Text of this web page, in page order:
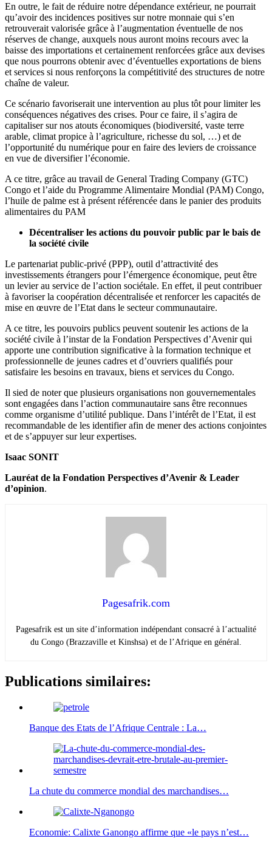
En outre, le fait de réduire notre dépendance extérieur, ne pourrait
qu’avoir des incidences positives sur notre monnaie qui s’en
retrouverait valorisée grâce à l’augmentation éventuelle de nos
réserves de change, auxquels nous auront moins recours avec la
baisse des importations et certainement renforcées grâce aux devises
que nous pourrons obtenir avec d’éventuelles exportations de biens
et services si nous renforçons la compétitivité des structures de notre
chaîne de valeur.
Ce scénario favoriserait une intervention au plus tôt pour limiter les
conséquences négatives des crises. Pour ce faire, il s’agira de
capitaliser sur nos atouts économiques (biodiversité, vaste terre
arable, climat propice à l’agriculture, richesse du sol, …) et de
l’opportunité du numérique pour en faire des leviers de croissance
en vue de diversifier l’économie.
A ce titre, grâce au travail de General Trading Company (GTC)
Congo et l’aide du Programme Alimentaire Mondial (PAM) Congo,
l’huile de palme est à présent référencée dans le panier des produits
alimentaires du PAM
Décentraliser les actions du pouvoir public par le bais de
la société civile
Le partenariat public-privé (PPP), outil d’attractivité des
investissements étrangers pour l’émergence économique, peut être
un levier au service de l’action sociétale. En effet, il peut contribuer
à favoriser la coopération décentralisée et renforcer les capacités de
mise en œuvre de l’Etat dans le secteur communautaire.
A ce titre, les pouvoirs publics peuvent soutenir les actions de la
société civile à l’instar de la Fondation Perspectives d’Avenir qui
apporte une contribution significative à la formation technique et
professionnelle de jeunes cadres et d’ouvriers qualifiés pour
satisfaire les besoins en travaux, biens et services du Congo.
Il sied de noter que plusieurs organisations non gouvernementales
sont engagées dans l’action communautaire sans être reconnues
comme organisme d’utilité publique. Dans l’intérêt de l’Etat, il est
recommandable de les identifier afin de mener des actions conjointes
et de s’appuyer sur leur expertises.
Isaac SONIT
Lauréat de la Fondation Perspectives d’Avenir & Leader
d’opinion.
Pagesafrik.com
Pagesafrik est un site d’information indépendant consacré à l’actualité
du Congo (Brazzaville et Kinshsa) et de l’Afrique en général.
Publications similaires:
Banque des Etats de l’Afrique Centrale : La…
La chute du commerce mondial des marchandises…
Economie: Calixte Ganongo affirme que «le pays n’est…